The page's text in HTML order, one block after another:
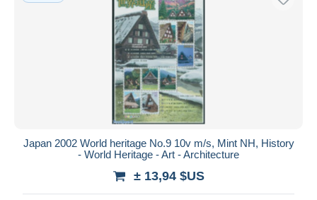
Japan 2002 World heritage No.9 10v m/s, Mint NH, History
- World Heritage - Art - Architecture
± 13,94 $US